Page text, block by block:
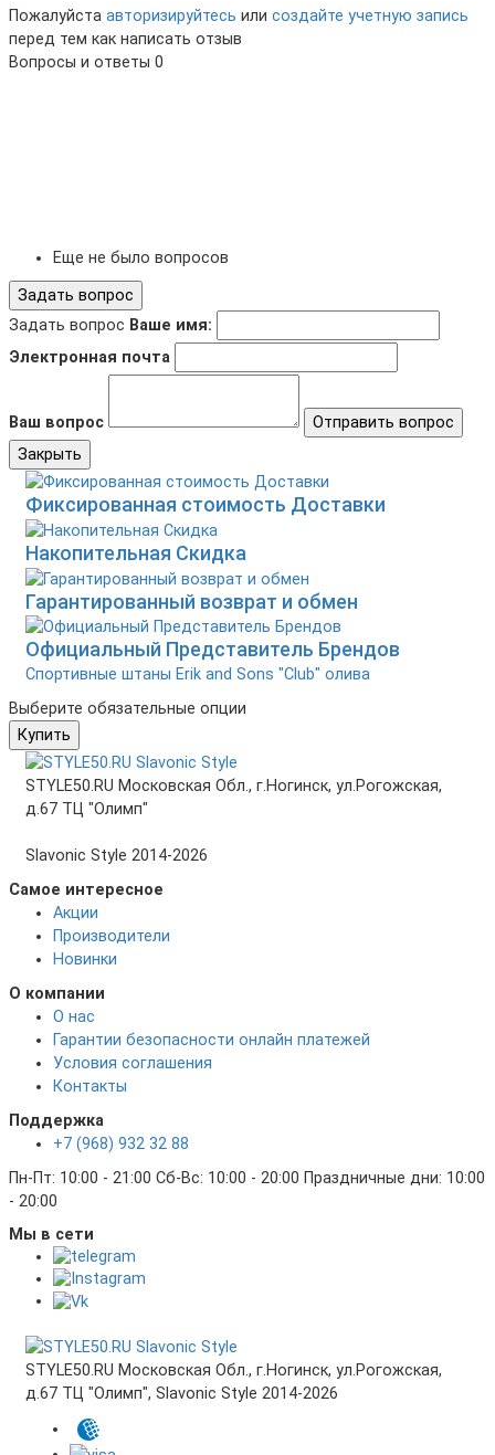
Пожалуйста авторизируйтесь или создайте учетную запись
перед тем как написать отзыв
Вопросы и ответы 0
Еще не было вопросов
Задать вопрос
Задать вопрос Ваше имя:
Электронная почта
Ваш вопрос
Отправить вопрос
Закрыть
Фиксированная стоимость Доставки
Накопительная Скидка
Гарантированный возврат и обмен
Официальный Представитель Брендов
Спортивные штаны Erik and Sons "Club" олива
Выберите обязательные опции
Купить
STYLE50.RU Московская Обл., г.Ногинск, ул.Рогожская,
д.67 ТЦ "Олимп"
Slavonic Style 2014-2026
Самое интересное
Акции
Производители
Новинки
О компании
О нас
Гарантии безопасности онлайн платежей
Условия соглашения
Контакты
Поддержка
+7 (968) 932 32 88
Пн-Пт: 10:00 - 21:00 Сб-Вс: 10:00 - 20:00 Праздничные дни: 10:00
- 20:00
Мы в сети
STYLE50.RU Московская Обл., г.Ногинск, ул.Рогожская,
д.67 ТЦ "Олимп", Slavonic Style 2014-2026